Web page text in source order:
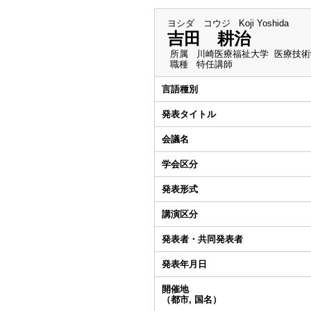
ヨシダ コウジ Koji Yoshida
吉田 耕治
所属
川崎医療福祉大学 医療技
職種
特任講師
言語種別
発表タイトル
会議名
学会区分
発表形式
講演区分
発表者・共同発表者
発表年月日
開催地
（都市, 国名）